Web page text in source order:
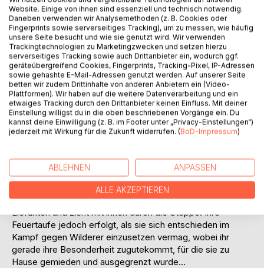
BESCHREIBUNG
Die etwas andere Maus, zu gross geraten und mit blauem
Fell, kehrt ihrer Heimat den Rücken, weil sie aufgrund ihrer
Andersartigkeit gemobbt wird, und will nach Afrika, wo
auch seltsame Tiere akzeptabel seien, wie ihr eine
erfahrene Hafenratte vermittelt. - Ihre abenteuerliche Reise
beginnt als blinder Passagier auf einem Frachter, der Afrika
anläuft.
Verhältnisse stellen sich nicht so dar, wie sie es sich
ausgemalt hatte. Doch lässt sie sich von Rückschlägen
nicht von ihrem Ziel abbringen. Es gelingt ihr, ins
Landesinnere vorzudringen, sie befreundet sich mit
Elefanten und zieht mit ihnen durch die Steppe. Ihre
Feuertaufe jedoch erfolgt, als sie sich entschieden im
Kampf gegen Wilderer einzusetzen vermag, wobei ihr
gerade ihre Besonderheit zugutekommt, für die sie zu
Hause gemieden und ausgegrenzt wurde...
Website. Einige von ihnen sind essenziell und technisch notwendig.
Daneben verwenden wir Analysemethoden (z. B. Cookies oder
Fingerprints sowie serverseitiges Tracking), um zu messen, wie häufig
unsere Seite besucht und wie sie genutzt wird. Wir verwenden
Trackingtechnologien zu Marketingzwecken und setzen hierzu
serverseitiges Tracking sowie auch Drittanbieter ein, wodurch ggf.
geräteübergreifend Cookies, Fingerprints, Tracking-Pixel, IP-Adressen
sowie gehashte E-Mail-Adressen genutzt werden. Auf unserer Seite
betten wir zudem Drittinhalte von anderen Anbietern ein (Video-
Plattformen). Wir haben auf die weitere Datenverarbeitung und ein
etwaiges Tracking durch den Drittanbieter keinen Einfluss. Mit deiner
Einstellung willigst du in die oben beschriebenen Vorgänge ein. Du
kannst deine Einwilligung (z. B. im Footer unter „Privacy-Einstellungen“)
jederzeit mit Wirkung für die Zukunft widerrufen. (BoD-Impressum)
ABLEHNEN ANPASSEN
ALLE AKZEPTIEREN